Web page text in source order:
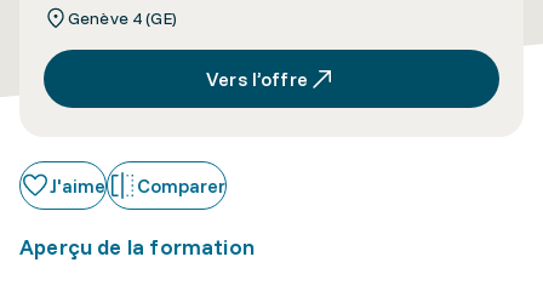
Genève 4 (GE)
Vers l’offre
J'aime Comparer
Aperçu de la formation